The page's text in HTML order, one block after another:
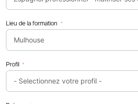
Lieu de la formation
Profil